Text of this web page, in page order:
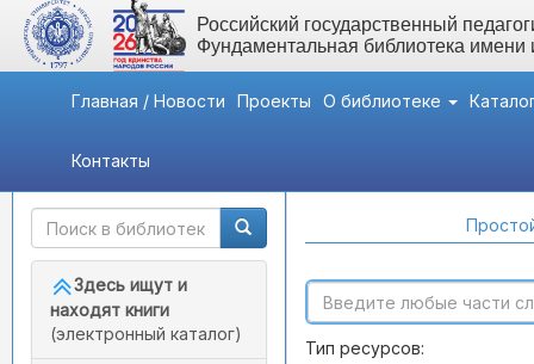
Российский государственный
Фундаментальная библиотека
Главная / Новости Проекты О библиотеке
Контакты
Быстрый доступ
Здесь ищут и
находят книги
(электронный каталог)
Тип ресурсов: